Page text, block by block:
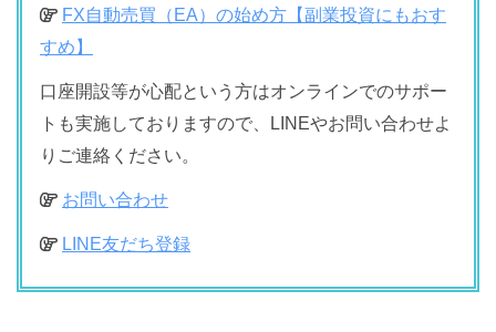
FX自動売買（EA）の始め方【副業投資にもおす
すめ】
口座開設等が心配という方はオンラインでのサポー
トも実施しておりますので、LINEやお問い合わせよ
りご連絡ください。
お問い合わせ
LINE友だち登録